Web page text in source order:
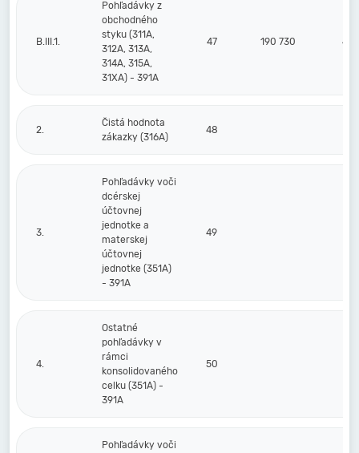
B.III.1.
Pohľadávky z
obchodného
styku (311A,
312A, 313A,
314A, 315A,
31XA) - 391A
47 190 730 4
2.
Čistá hodnota
zákazky (316A)
48
3.
Pohľadávky voči
dcérskej
účtovnej
jednotke a
materskej
účtovnej
jednotke (351A)
- 391A
49
4.
Ostatné
pohľadávky v
rámci
konsolidovaného
celku (351A) -
391A
50
Pohľadávky voči